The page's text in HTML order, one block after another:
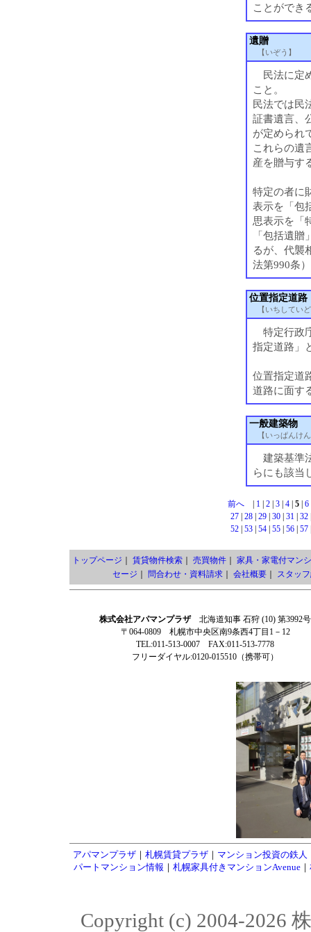
ことができ
遺贈
【いぞう】
民法に定
こと。
民法では民
証書遺言、
が定められ
これらの遺
産を贈与す
特定の者に
表示を「包
思表示を「
「包括遺
るが、代襲
法第990条
位置指定道路
【いちしてい
特定行政
指定道路」
位置指定道
道路に面す
一般建築物
【いっぱんけ
建築基準
らにも該当
前へ 1 2 3 4 5 6
27| 28| 29| 30| 31| 32
52| 53| 54| 55| 56| 57
トップページ 賃貸物件検索｜ 売買物件｜ 家具・家電付マン
セージ
問合わせ・資料請求｜ 会社概要｜ スタッ
株式会社アパマンプラザ北海道知事 石狩 (10) 第3992号
〒064-0809 札幌市中央区南9条西4丁目1－12
TEL:011-513-0007 FAX:011-513-7778
フリーダイヤル:0120-015510（携帯可）
アパマンプラザ ｜ 札幌賃貸プラザ ｜ マンション投資の鉄人
パートマンション情報 ｜ 札幌家具付きマンションAvenue｜
Copyright (c) 2004-2026